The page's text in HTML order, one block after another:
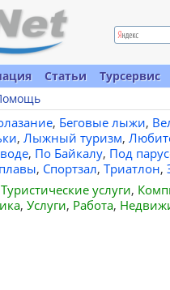
Статьи
Турсервис
, Беговые лыжи,
, Лыжный туризм,
, По Байкалу, Под
, Спортзал, Триатлон,
Туристические услуги,
, Услуги, Работа,